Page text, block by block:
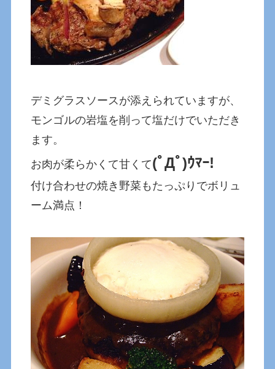
デミグラスソースが添えられていますが、
モンゴルの岩塩を削って塩だけでいただき
ます。
お肉が柔らかくて甘くて(ﾟДﾟ)ｳﾏｰ!
付け合わせの焼き野菜もたっぷりでボリュ
ーム満点！